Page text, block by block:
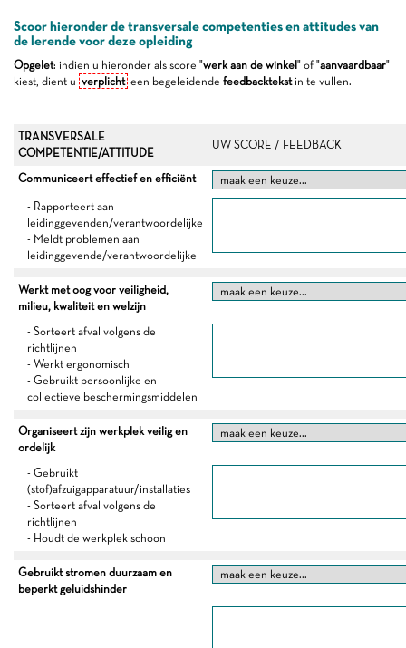
Scoor hieronder de transversale competenties en attitudes van
de lerende voor deze opleiding
Opgelet: indien u hieronder als score "werk aan de winkel " of "aanvaardbaar"
kiest, dient u verplicht een begeleidende feedbacktekstin te vullen.
TRANSVERSALE
COMPETENTIE/ATTITUDE
UW SCORE / FEEDBACK
Communiceert effectief en efficiënt
- Rapporteert aan
leidinggevenden/verantwoordelijke
- Meldt problemen aan
leidinggevende/verantwoordelijke
Werkt met oog voor veiligheid,
milieu, kwaliteit en welzijn
- Sorteert afval volgens de
richtlijnen
- Werkt ergonomisch
- Gebruikt persoonlijke en
collectieve beschermingsmiddelen
Organiseert zijn werkplek veilig en
ordelijk
- Gebruikt
(stof)afzuigapparatuur/installaties
- Sorteert afval volgens de
richtlijnen
- Houdt de werkplek schoon
Gebruikt stromen duurzaam en
beperkt geluidshinder